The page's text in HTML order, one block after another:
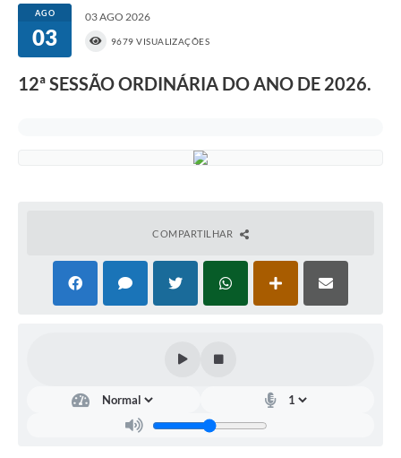
AGO
03
03 AGO 2026
9679 VISUALIZAÇÕES
12ª SESSÃO ORDINÁRIA DO ANO DE 2026.
COMPARTILHAR